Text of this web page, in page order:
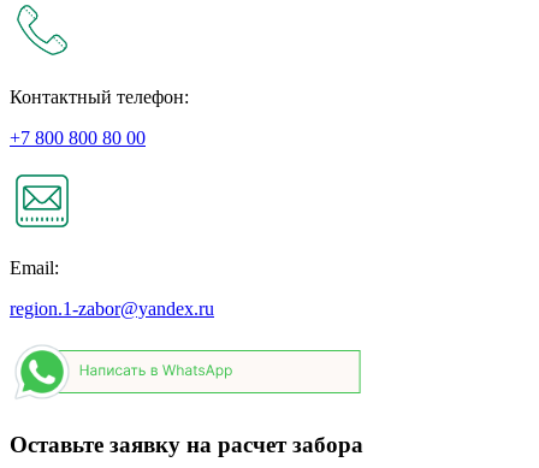
Контактный телефон:
+7 800 800 80 00
Email:
region.1-zabor@yandex.ru
Оставьте заявку на расчет забора